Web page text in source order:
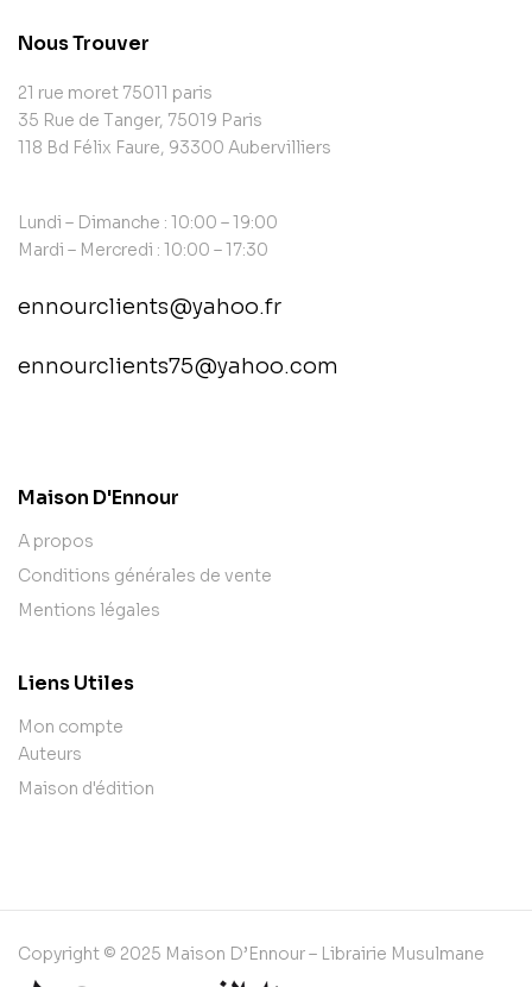
Nous Trouver
21 rue moret 75011 paris
35 Rue de Tanger, 75019 Paris
118 Bd Félix Faure, 93300 Aubervilliers
Lundi – Dimanche : 10:00 – 19:00
Mardi – Mercredi : 10:00 – 17:30
ennourclients@yahoo.fr
ennourclients75@yahoo.com
Maison D'Ennour
A propos
Conditions générales de vente
Mentions légales
Liens Utiles
Mon compte
Auteurs
Maison d'édition
Copyright © 2025 Maison D’Ennour – Librairie Musulmane